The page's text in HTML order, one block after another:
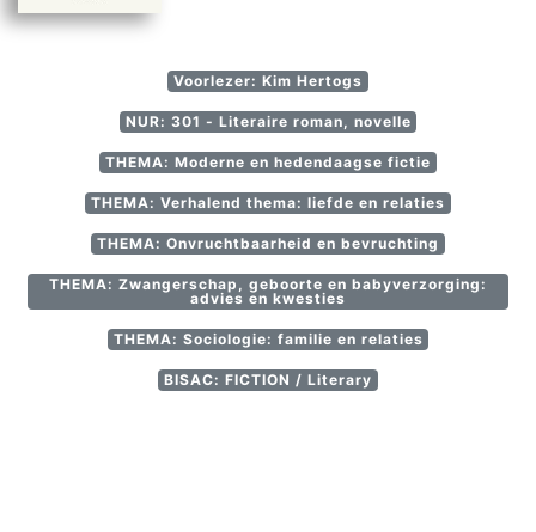
Voorlezer: Kim Hertogs
NUR: 301 - Literaire roman, novelle
THEMA: Moderne en hedendaagse fictie
THEMA: Verhalend thema: liefde en relaties
THEMA: Onvruchtbaarheid en bevruchting
THEMA: Zwangerschap, geboorte en babyverzorging:
advies en kwesties
THEMA: Sociologie: familie en relaties
BISAC: FICTION / Literary